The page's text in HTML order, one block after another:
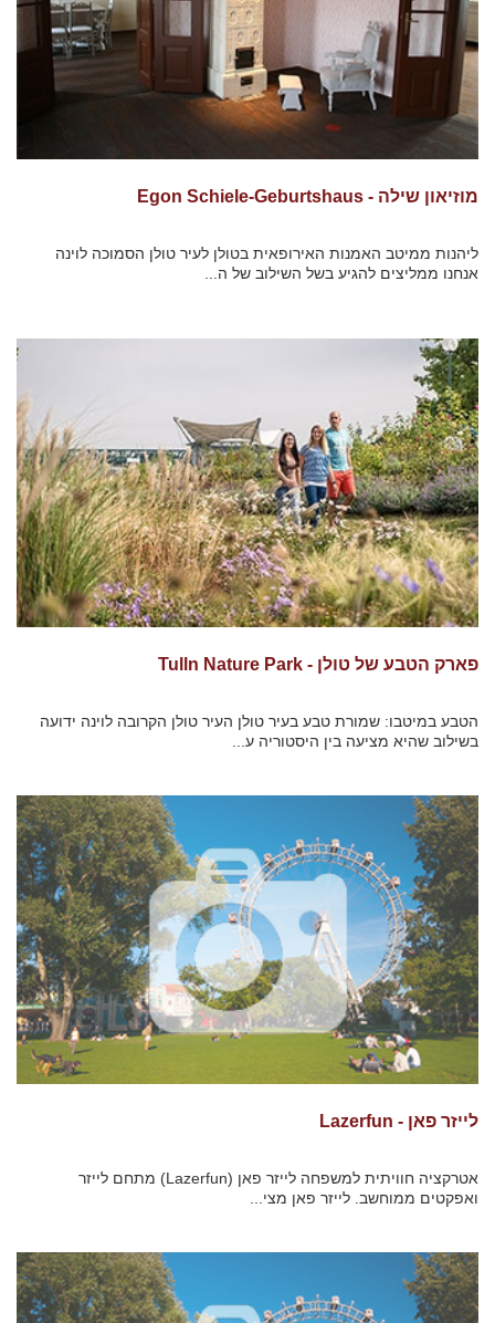
מוזיאון שילה - Egon Schiele-Geburtshaus
ליהנות ממיטב האמנות האירופאית בטולן לעיר טולן הסמוכה לוינה
אנחנו ממליצים להגיע בשל השילוב של ה...
פארק הטבע של טולן - Tulln Nature Park
הטבע במיטבו: שמורת טבע בעיר טולן העיר טולן הקרובה לוינה ידועה
בשילוב שהיא מציעה בין היסטוריה ע...
לייזר פאן - Lazerfun
אטרקציה חוויתית למשפחה לייזר פאן (Lazerfun) מתחם לייזר
ואפקטים ממוחשב. לייזר פאן מצי...